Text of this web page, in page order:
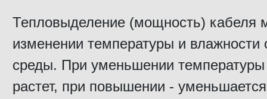
Тепловыделение (мощность) кабеля
изменении температуры и
среды. При уменьшении
растет, при повышении -